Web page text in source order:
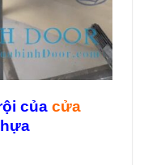
của cửa